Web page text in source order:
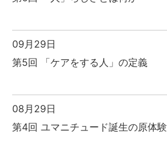
09月29日
第5回 「ケアをする人」の定義
08月29日
第4回 ユマニチュード誕生の原体験